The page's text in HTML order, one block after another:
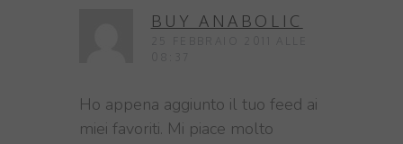
BUY ANABOLIC
Ho appena aggiunto il tuo feed ai
miei favoriti. Mi piace molto